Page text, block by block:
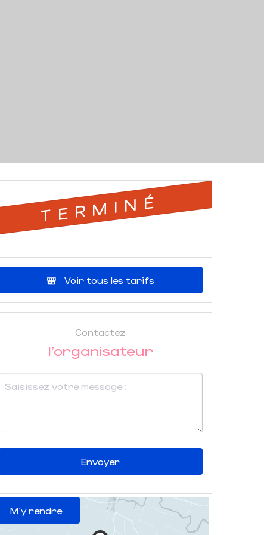
TERMINÉ
Voir tous les tarifs
Contactez
l'organisateur
Envoyer
M'y rendre